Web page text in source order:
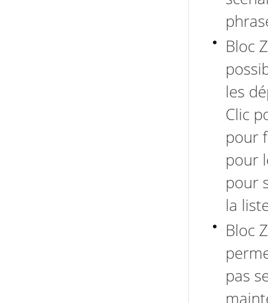
Bloc
les
Clic
pour
pour
pour
la
Bloc
pas